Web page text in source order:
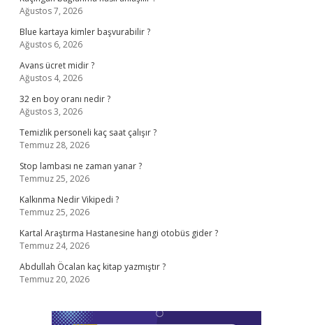
Ağustos 7, 2026
Blue kartaya kimler başvurabilir ?
Ağustos 6, 2026
Avans ücret midir ?
Ağustos 4, 2026
32 en boy oranı nedir ?
Ağustos 3, 2026
Temizlik personeli kaç saat çalışır ?
Temmuz 28, 2026
Stop lambası ne zaman yanar ?
Temmuz 25, 2026
Kalkınma Nedir Vikipedi ?
Temmuz 25, 2026
Kartal Araştırma Hastanesine hangi otobüs gider ?
Temmuz 24, 2026
Abdullah Öcalan kaç kitap yazmıştır ?
Temmuz 20, 2026